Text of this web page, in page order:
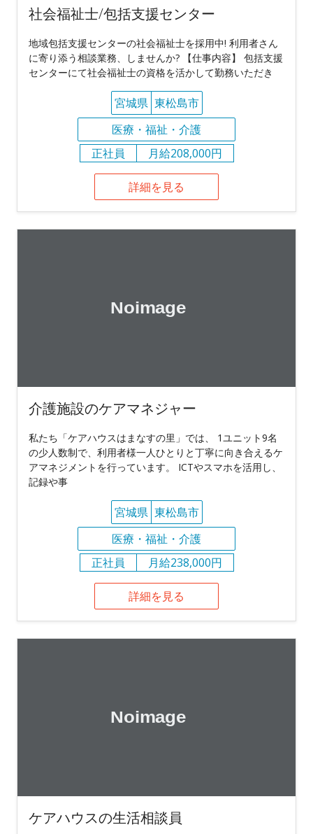
社会福祉士/包括支援センター
地域包括支援センターの社会福祉士を採用中! 利用者さん
に寄り添う相談業務、しませんか? 【仕事内容】 包括支援
センターにて社会福祉士の資格を活かして勤務いただき
宮城県 東松島市
医療・福祉・介護
正社員
月給208,000円
詳細を見る
介護施設のケアマネジャー
私たち「ケアハウスはまなすの里」では、 1ユニット9名
の少人数制で、利用者様一人ひとりと丁寧に向き合えるケ
アマネジメントを行っています。 ICTやスマホを活用し、
記録や事
宮城県 東松島市
医療・福祉・介護
正社員
月給238,000円
詳細を見る
ケアハウスの生活相談員